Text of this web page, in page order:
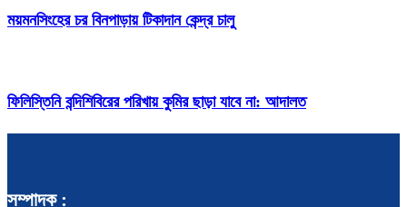
ময়মনসিংহের চর বিনপাড়ায় টিকাদান কেন্দ্র চালু
ফিলিস্তিনি বন্দিশিবিরের পরিখায় কুমির ছাড়া যাবে না: আদালত
সম্পাদক :